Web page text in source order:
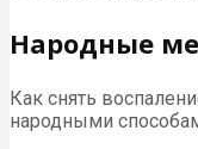
Народные
Как снять
народными